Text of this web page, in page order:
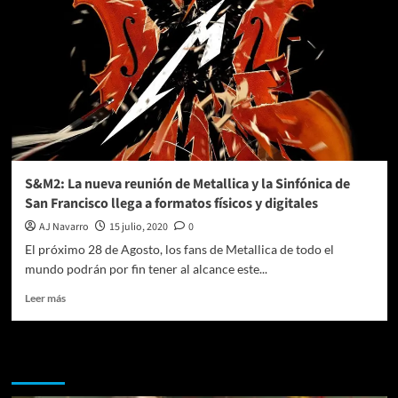
S&M2: La nueva reunión de Metallica y la Sinfónica de
San Francisco llega a formatos físicos y digitales
AJ Navarro 15 julio, 2020
0
El próximo 28 de Agosto, los fans de Metallica de todo el
mundo podrán por fin tener al alcance este...
Leer másLeer
nueva